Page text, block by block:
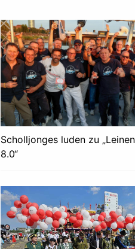
Scholljonges luden zu
8.0“